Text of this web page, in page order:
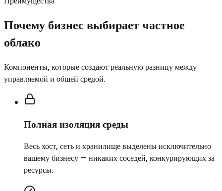
Почему бизнес выбирает частное
облако
Компоненты, которые создают реальную разницу между
управляемой и общей средой.
Полная изоляция среды
Весь хост, сеть и хранилище выделены исключительно
вашему бизнесу — никаких соседей, конкурирующих за
ресурсы.